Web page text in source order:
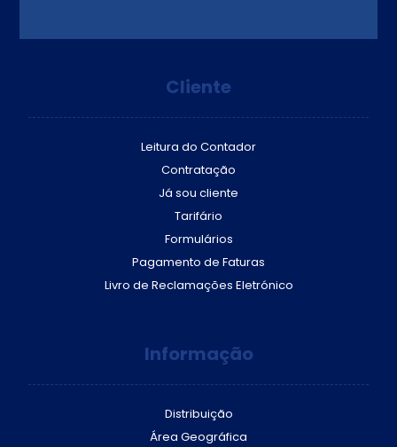
Cliente
Leitura do Contador
Contratação
Já sou cliente
Tarifário
Formulários
Pagamento de Faturas
Livro de Reclamações Eletrónico
Informação
Distribuição
Área Geográfica